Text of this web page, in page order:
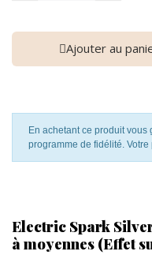
Ajouter au
En achetant ce produit vous
programme de fidélité.
Electric Spark
à moyennes (Effet